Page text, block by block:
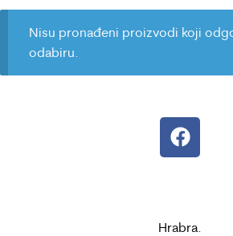
Nisu pronađeni proizvodi koji
odabiru.
Hrabra.